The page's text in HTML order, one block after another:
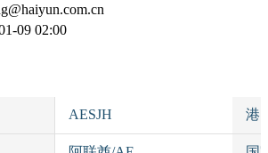
09 02:00
AESJH 港